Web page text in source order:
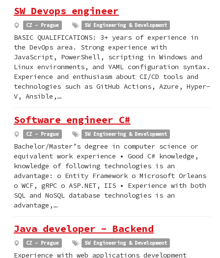
SW Devops engineer
CZ - Prague SW Engineering & Development
BASIC QUALIFICATIONS: 3+ years of experience in
the DevOps area. Strong experience with
JavaScript, PowerShell, scripting in Windows and
Linux environments, and YAML configuration syntax.
Experience and enthusiasm about CI/CD tools and
technologies such as GitHub Actions, Azure, Hyper-
V, Ansible,…
Software engineer C#
CZ - Prague SW Engineering & Development
Bachelor/Master’s degree in computer science or
equivalent work experience • Good C# knowledge,
knowledge of following technologies is an
advantage: o Entity Framework o Microsoft Orleans
o WCF, gRPC o ASP.NET, IIS • Experience with both
SQL and NoSQL database technologies is an
advantage,…
Java developer - Backend
CZ - Prague SW Engineering & Development
Experience with web applications development